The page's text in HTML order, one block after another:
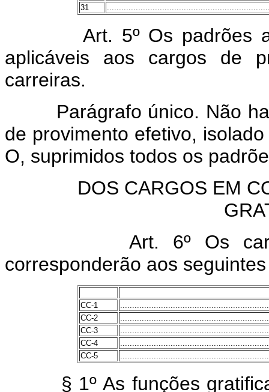
31
Art. 5º Os padrões
aplicáveis aos cargos de
carreiras.
Parágrafo único. Não
de provimento efetivo,
O, suprimidos todos os
DOS CARGOS EM
Art. 6º Os
corresponderão aos
CC-1
CC-2
CC-3
CC-4
CC-5
§ 1º As funções